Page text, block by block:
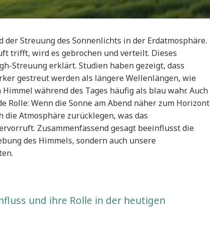
Streuung des Sonnenlichts in der Erdatmosphäre.
trifft, wird es gebrochen und verteilt. Dieses
Streuung erklärt. Studien haben gezeigt, dass
gestreut werden als längere Wellenlängen, wie
während des Tages häufig als blau wahr. Auch
Rolle: Wenn die Sonne am Abend näher zum Horizont
Atmosphäre zurücklegen, was das
Zusammenfassend gesagt beeinflusst die
des Himmels, sondern auch unsere
und ihre Rolle in der heutigen